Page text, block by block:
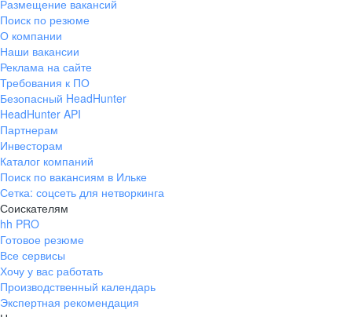
Екатеринбург
ул. Боевых Дружин, стр. 20,
+7 343 226-79-99
pr@ural.hh.ru
ул. Янковского, д. 169, 7 этаж,
706 каб.
+7 861 205-55-57
pr@krd.hh.ru
Владивосток
пер. Ланинский д. 4, офис 3.4
+7 423 202-33-28
pr@dv.hh.ru
Размещение вакансий
Поиск по резюме
О компании
Наши вакансии
Реклама на сайте
Требования к ПО
Безопасный HeadHunter
HeadHunter API
Партнерам
Инвесторам
Каталог компаний
Поиск по вакансиям в Ильке
Сетка: соцсеть для нетворкинга
Соискателям
hh PRO
Готовое резюме
Все сервисы
Хочу у вас работать
Производственный календарь
Экспертная рекомендация